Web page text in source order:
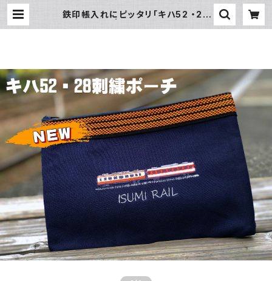
鉄印帳入れにピッタリ「キハ52 ・28